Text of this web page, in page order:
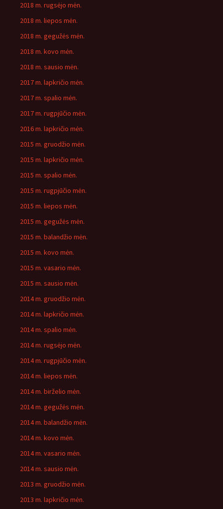
2018 m. rugsėjo mėn.
2018 m. liepos mėn.
2018 m. gegužės mėn.
2018 m. kovo mėn.
2018 m. sausio mėn.
2017 m. lapkričio mėn.
2017 m. spalio mėn.
2017 m. rugpjūčio mėn.
2016 m. lapkričio mėn.
2015 m. gruodžio mėn.
2015 m. lapkričio mėn.
2015 m. spalio mėn.
2015 m. rugpjūčio mėn.
2015 m. liepos mėn.
2015 m. gegužės mėn.
2015 m. balandžio mėn.
2015 m. kovo mėn.
2015 m. vasario mėn.
2015 m. sausio mėn.
2014 m. gruodžio mėn.
2014 m. lapkričio mėn.
2014 m. spalio mėn.
2014 m. rugsėjo mėn.
2014 m. rugpjūčio mėn.
2014 m. liepos mėn.
2014 m. birželio mėn.
2014 m. gegužės mėn.
2014 m. balandžio mėn.
2014 m. kovo mėn.
2014 m. vasario mėn.
2014 m. sausio mėn.
2013 m. gruodžio mėn.
2013 m. lapkričio mėn.